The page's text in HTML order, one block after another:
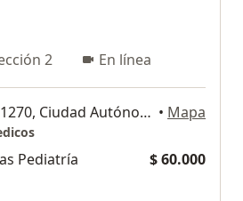
2 En línea
Hipólito Yrigoyen 1270, Ciudad Autónoma de Buenos Aires • Mapa
Pediatría $ 60.000